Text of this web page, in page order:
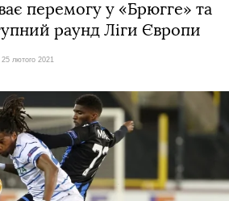
перемогу у «Брюгге» та
раунд Ліги Європи
лютого 2021